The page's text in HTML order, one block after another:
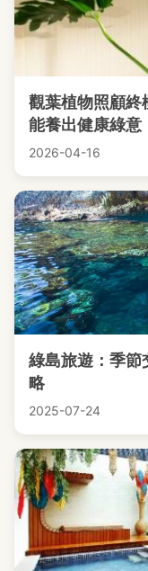
觀葉植物照顧終
能養出健康綠意
2026-04-16
綠島旅遊：季節
略
2025-07-24